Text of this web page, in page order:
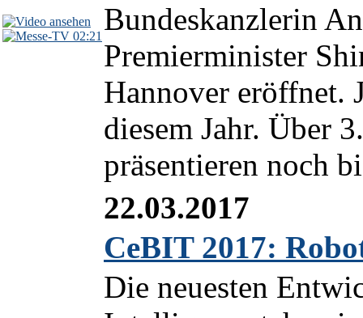
02:21 Bundeskanzlerin
Premierminister
Hannover eröffnet.
diesem Jahr. Über
präsentieren noch
22.03.2017
CeBIT 2017:
Die neuesten